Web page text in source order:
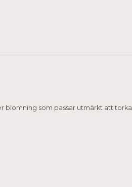
blomning som passar utmärkt att torka.